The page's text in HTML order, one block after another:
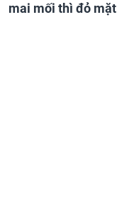
mai mối thì đỏ mặt